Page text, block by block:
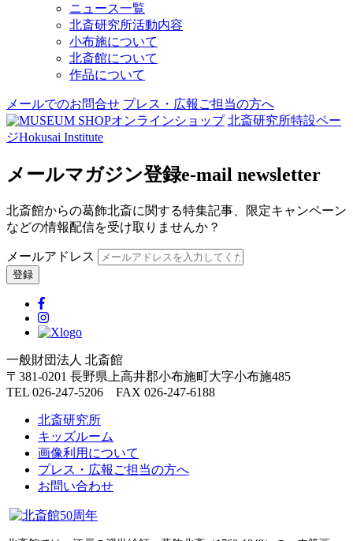
ニュース一覧
北斎研究所活動内容
小布施について
北斎館について
作品について
メールでのお問合せ プレス・広報ご担当の方へ
オンラインショップ 北斎研究所特設ペー
ジHokusai Institute
メールマガジン登録e-mail newsletter
北斎館からの葛飾北斎に関する特集記事、限定キャンペーン
などの情報配信を受け取りませんか？
メールアドレス
一般財団法人 北斎館
〒381-0201 長野県上高井郡小布施町大字小布施485
TEL 026-247-5206 FAX 026-247-6188
北斎研究所
キッズルーム
画像利用について
プレス・広報ご担当の方へ
お問い合わせ